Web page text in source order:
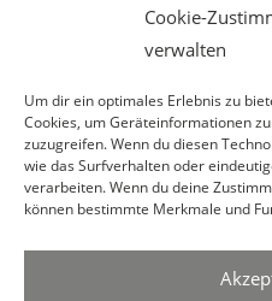
Cookie-
verwalten
Um dir ein optimales Erlebnis zu
Cookies, um Geräteinformationen
zuzugreifen. Wenn du diesen
wie das Surfverhalten oder
verarbeiten. Wenn du deine
können bestimmte Merkmale und
info@binz.swiss
SOCIAL